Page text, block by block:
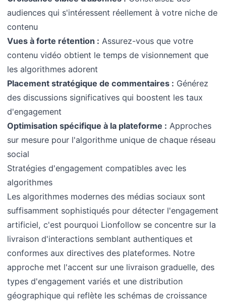
audiences qui s'intéressent réellement à votre niche de
contenu
Vues à forte rétention : Assurez-vous que votre
contenu vidéo obtient le temps de visionnement que
les algorithmes adorent
Placement stratégique de commentaires : Générez
des discussions significatives qui boostent les taux
d'engagement
Optimisation spécifique à la plateforme : Approches
sur mesure pour l'algorithme unique de chaque réseau
social
Stratégies d'engagement compatibles avec les
algorithmes
Les algorithmes modernes des médias sociaux sont
suffisamment sophistiqués pour détecter l'engagement
artificiel, c'est pourquoi Lionfollow se concentre sur la
livraison d'interactions semblant authentiques et
conformes aux directives des plateformes. Notre
approche met l'accent sur une livraison graduelle, des
types d'engagement variés et une distribution
géographique qui reflète les schémas de croissance